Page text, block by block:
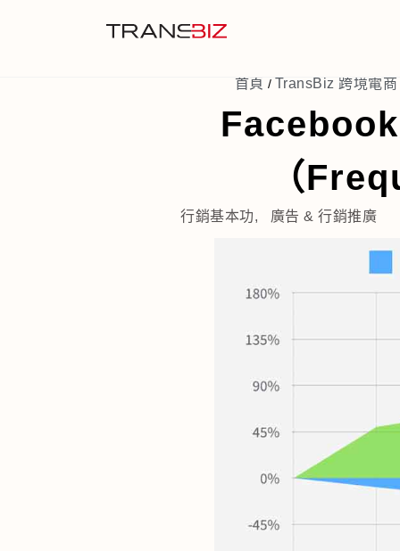
首頁 / TransBiz 跨境電
（
行銷基本功, 廣告 & 行銷推廣